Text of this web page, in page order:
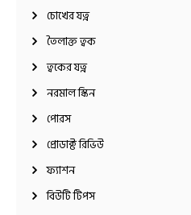
চোখের যত্ন
তৈলাক্ত ত্বক
ত্বকের যত্ন
নরমাল স্কিন
পোরস
প্রোডাক্ট রিভিউ
ফ্যাশন
বিউটি টিপস